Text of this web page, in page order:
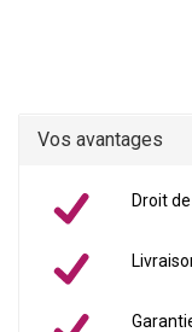
Vos avantages
Droit